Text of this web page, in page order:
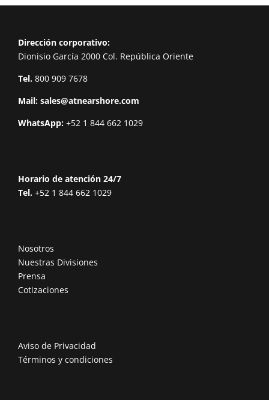
Dirección corporativo:
Dionisio García 2000 Col. República Oriente
Tel. 800 909 7678
Mail: sales@atnearshore.com
WhatsApp: +52 1 844 662 1029
Horario de atención 24/7
Tel. +52 1 844 662 1029
Nosotros
Nuestras Divisiones
Prensa
Cotizaciones
Aviso de Privacidad
Términos y condiciones